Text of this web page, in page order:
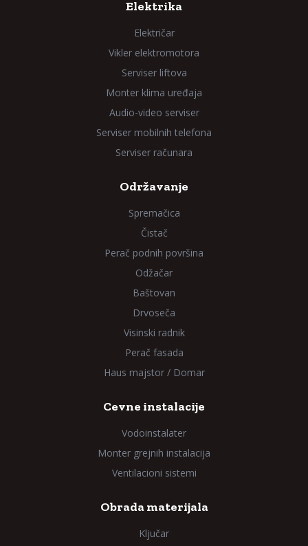
Elektrika
Električar
Vikler elektromotora
Serviser liftova
Monter klima uređaja
Audio-video serviser
Serviser mobilnih telefona
Serviser računara
Održavanje
Spremačica
Čistač
Perač podnih površina
Odžačar
Baštovan
Drvoseča
Visinski radnik
Perač fasada
Haus majstor / Domar
Cevne instalacije
Vodoinstalater
Monter grejnih instalacija
Ventilacioni sistemi
Obrada materijala
Ključar